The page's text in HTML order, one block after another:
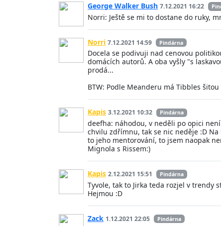
George Walker Bush 7.12.2021 16:22
Norri: Ještě se mi to dostane do ruky,
Norri 7.12.2021 14:59 Pindárna
Docela se podivuji nad cenovou
domácích autorů. A oba vyšly "s
prodá...
BTW: Podle Meanderu má Tibbles šitou
Kapis 3.12.2021 10:32 Pindárna
deefha: náhodou, v neděli po opici
chvilu zdřímnu, tak se nic neděje :D
to jeho mentorování, to jsem naopak
Mignola s Rissem:)
Kapis 2.12.2021 15:51 Pindárna
Tyvole, tak to Jirka teda rozjel v trendy
Hejmou :D
Zack 1.12.2021 22:05 Pindárna